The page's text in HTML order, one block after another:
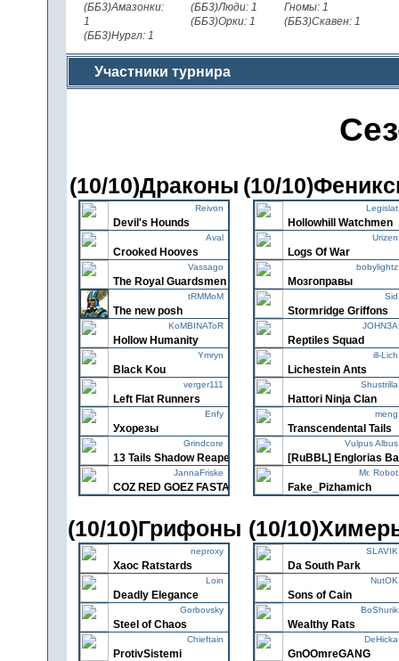
(ББ3)Амазонки:
1
(ББ3)Нургл: 1
(ББ3)Люди: 1
(ББ3)Орки: 1
Гномы: 1
(ББ3)Скавен: 1
Участники турнира
(10/10)Драконы
Reivon
Devil's Hounds
Aval
Crooked Hooves
Vassago
The Royal Guardsmen
tRMMoM
The new posh
KoMBINAToR
Hollow Humanity
Ymryn
Black Kou
verger111
Left Flat Runners
Enfy
Ухорезы
Grindcore
13 Tails Shadow Reaper
JannaFriske
COZ RED GOEZ FASTA
(10/
Legislat
Hollowhill Watchmen
Urizen
Logs Of War
bobylightz
Мозгоправы
Sid
Stormridge Griffons
JOHNЗA
Reptiles Squad
ill-Lich
Lichestein Ants
Shustrilla
Hattori Ninja Clan
meng
Transcendental Tails
Vulpus Albus
[RuBBL] Englorias
Mr. Robot
Fake_Pizhamich
(10/10)Грифоны
neproxy
Xaoc Ratstards
Loin
Deadly Elegance
Gorbovsky
Steel of Chaos
Chieftain
ProtivSistemi
(10/
SLAVIK
Da South Park
NutOK
Sons of Cain
BoShurik
Wealthy Rats
DeHicka
GnOOmreGANG